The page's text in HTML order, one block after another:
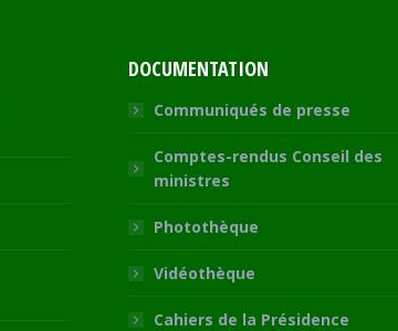
DOCUMENTATION
Communiqués de presse
Comptes-rendus Conseil des
ministres
Photothèque
Vidéothèque
Cahiers de la Présidence